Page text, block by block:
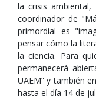
la crisis
coordinador de
primordial es
pensar cómo la
la ciencia. Para
permanecerá
UAEM” y también
hasta el día 14 de